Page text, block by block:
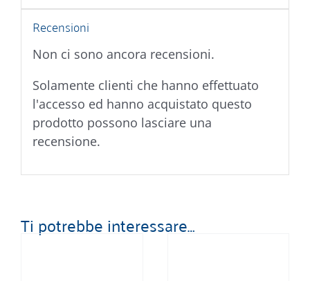
Recensioni
Non ci sono ancora recensioni.
Solamente clienti che hanno effettuato
l'accesso ed hanno acquistato questo
prodotto possono lasciare una
recensione.
Ti potrebbe interessare…